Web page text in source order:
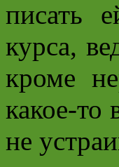
писать
курса,
кроме
какое-то
не